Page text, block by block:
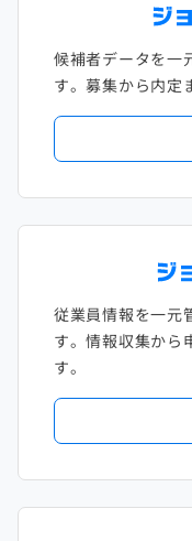
候補者データを一
す。募集から内定
従業員情報を一元
す。情報収集から
す。